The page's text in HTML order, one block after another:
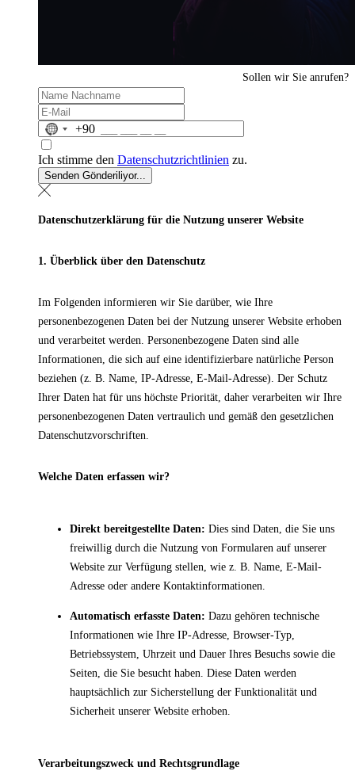
Sollen wir Sie anrufen?
No
selected
+90
Ich stimme den Datenschutzrichtlinien zu.
Senden Gönderiliyor...
Datenschutzerklärung für die Nutzung unserer Website
1. Überblick über den Datenschutz
Im Folgenden informieren wir Sie darüber, wie Ihre
personenbezogenen Daten bei der Nutzung unserer Website erhoben
und verarbeitet werden. Personenbezogene Daten sind alle
Informationen, die sich auf eine identifizierbare natürliche Person
beziehen (z. B. Name, IP-Adresse, E-Mail-Adresse). Der Schutz
Ihrer Daten hat für uns höchste Priorität, daher verarbeiten wir Ihre
personenbezogenen Daten vertraulich und gemäß den gesetzlichen
Datenschutzvorschriften.
Welche Daten erfassen wir?
Direkt bereitgestellte Daten: Dies sind Daten, die Sie uns
freiwillig durch die Nutzung von Formularen auf unserer
Website zur Verfügung stellen, wie z. B. Name, E-Mail-
Adresse oder andere Kontaktinformationen.
Automatisch erfasste Daten: Dazu gehören technische
Informationen wie Ihre IP-Adresse, Browser-Typ,
Betriebssystem, Uhrzeit und Dauer Ihres Besuchs sowie die
Seiten, die Sie besucht haben. Diese Daten werden
hauptsächlich zur Sicherstellung der Funktionalität und
Sicherheit unserer Website erhoben.
Verarbeitungszweck und Rechtsgrundlage